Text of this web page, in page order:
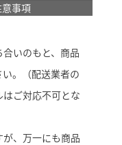
事項
いのもと、商品
。（配送業者の
ご対応不可とな
、万一にも商品